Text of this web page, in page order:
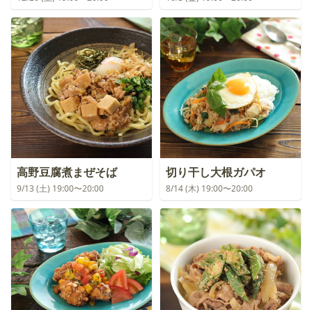
高野豆腐煮まぜそば
9/13 (土) 19:00〜20:00
切り干し大根ガパオ
8/14 (木) 19:00〜20:00